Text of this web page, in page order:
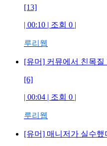
[13]
| 00:10 | 조회 0 |
루리웹
[유머] 커뮤에서 친목질
[6]
| 00:04 | 조회 0 |
루리웹
[유머] 매니저가 실수